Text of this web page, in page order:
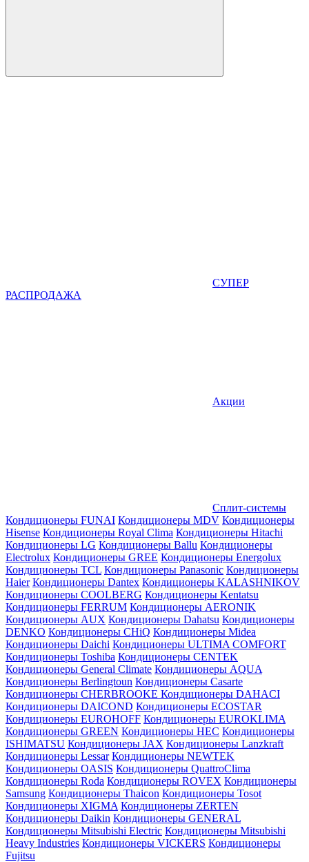
СУПЕР
РАСПРОДАЖА
Акции
Сплит-системы
Кондиционеры FUNAI Кондиционеры MDV Кондиционеры
Hisense Кондиционеры Royal Clima Кондиционеры Hitachi
Кондиционеры LG Кондиционеры Ballu Кондиционеры
Electrolux Кондиционеры GREE Кондиционеры Energolux
Кондиционеры TCL Кондиционеры Panasonic Кондиционеры
Haier Кондиционеры Dantex Кондиционеры KALASHNIKOV
Кондиционеры СOOLBERG Кондиционеры Kentatsu
Кондиционеры FERRUM Кондиционеры AERONIK
Кондиционеры AUX Кондиционеры Dahatsu Кондиционеры
DENKO Кондиционеры CHiQ Кондиционеры Midea
Кондиционеры Daichi Кондиционеры ULTIMA COMFORT
Кондиционеры Toshiba Кондиционеры CENTEK
Кондиционеры General Climate Кондиционеры AQUA
Кондиционеры Berlingtoun Кондиционеры Casarte
Кондиционеры CHERBROOKE Кондиционеры DAHACI
Кондиционеры DAICOND Кондиционеры ECOSTAR
Кондиционеры EUROHOFF Кондиционеры EUROKLIMA
Кондиционеры GREEN Кондиционеры HEC Кондиционеры
ISHIMATSU Кондиционеры JAX Кондиционеры Lanzkraft
Кондиционеры Lessar Кондиционеры NEWTEK
Кондиционеры OASIS Кондиционеры QuattroClima
Кондиционеры Roda Кондиционеры ROVEX Кондиционеры
Samsung Кондиционеры Thaicon Кондиционеры Tosot
Кондиционеры XIGMA Кондиционеры ZERTEN
Кондиционеры Daikin Кондиционеры GENERAL
Кондиционеры Mitsubishi Electric Кондиционеры Mitsubishi
Heavy Industries Кондиционеры VICKERS Кондиционеры
Fujitsu